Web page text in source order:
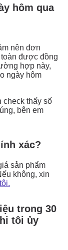
hôm qua
xác?
trong 30
tôi ủy